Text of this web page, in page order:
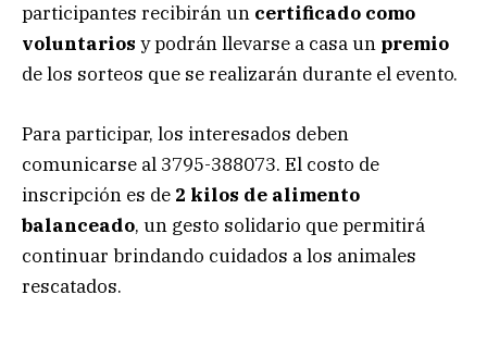
participantes recibirán un certificado como
voluntarios y podrán llevarse a casa un premio
de los sorteos que se realizarán durante el evento.
Para participar, los interesados deben
comunicarse al 3795-388073. El costo de
inscripción es de 2 kilos de alimento
balanceado, un gesto solidario que permitirá
continuar brindando cuidados a los animales
rescatados.